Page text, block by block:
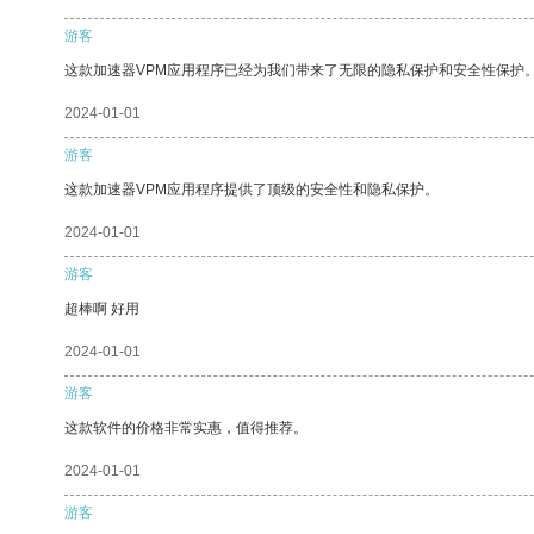
游客
这款加速器VPM应用程序已经为我们带来了无限的隐私保护和安全性保护
2024-01-01
游客
这款加速器VPM应用程序提供了顶级的安全性和隐私保护。
2024-01-01
游客
超棒啊 好用
2024-01-01
游客
这款软件的价格非常实惠，值得推荐。
2024-01-01
游客